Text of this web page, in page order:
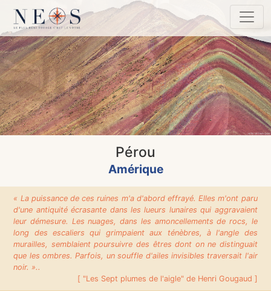
Pérou
Amérique
« La puissance de ces ruines m'a d'abord effrayé. Elles m'ont paru
d'une antiquité écrasante dans les lueurs lunaires qui aggravaient
leur démesure. Les nuages, dans les amoncellements de rocs, le
long des escaliers qui grimpaient aux ténèbres, à l'angle des
murailles, semblaient poursuivre des êtres dont on ne distinguait
que les ombres. Parfois, un souffle d'ailes invisibles traversait l'air
noir. »..
[ "Les Sept plumes de l'aigle" de Henri Gougaud ]